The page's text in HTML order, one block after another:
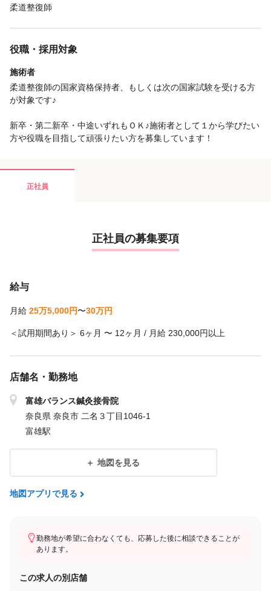
柔道整復師
役職・採用対象
施術者
柔道整復師の国家資格保持者、もしくは次の国家試験を受ける方
が対象です♪
新卒・第二新卒・中途いずれもＯＫ♪施術者として１から学びたい
方や役職を目指して頑張りたい方を募集しています！
正社員
正社員の募集要項
給与
月給 25万5,000円〜30万円
＜試用期間あり＞ 6ヶ月 〜 12ヶ月 / 月給 230,000円以上
店舗名・勤務地
富雄バランス鍼灸接骨院
奈良県 奈良市 二名３丁目1046-1
富雄駅
地図を見る
地図アプリで見る
勤務地が希望に合わなくても、応募した後に相談できることが
あります。
この求人の別店舗